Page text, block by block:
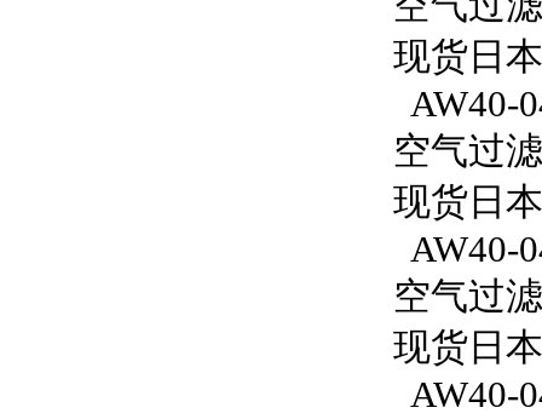
现货日
AW40-
空气过
现货日
AW40-
空气过
现货日
AW40-